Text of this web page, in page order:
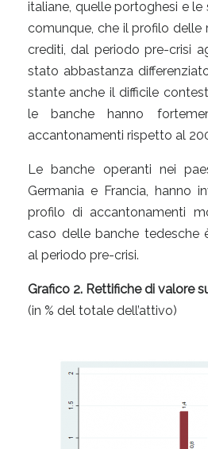
italiane, quelle portoghesi e le
comunque, che il profilo delle
crediti, dal periodo pre-crisi
stato abbastanza
stante anche il difficile
le banche hanno
accantonamenti rispetto al
Le banche operanti nei
Germania e Francia, hanno
profilo di accantonamenti
caso delle banche tedesche
al periodo pre-crisi.
Grafico 2. Rettifiche di valore
(in % del totale dell’attivo)